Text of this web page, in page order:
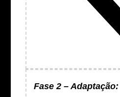
Fase 2 – Adaptação: